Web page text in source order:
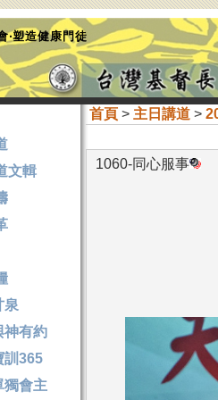
‧塑造健康門徒
首頁> 主日講道>
1060-同心服事
文輯
泉
有約
365
會主